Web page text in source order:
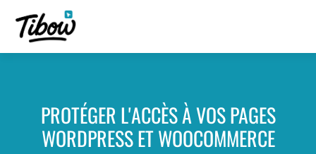
PROTÉGER L'ACCÈS À VOS PAGES
WORDPRESS ET WOOCOMMERCE